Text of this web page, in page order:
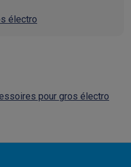
électro
pour gros électro